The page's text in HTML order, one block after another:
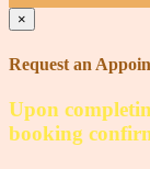
×
Request an
Upon
booking